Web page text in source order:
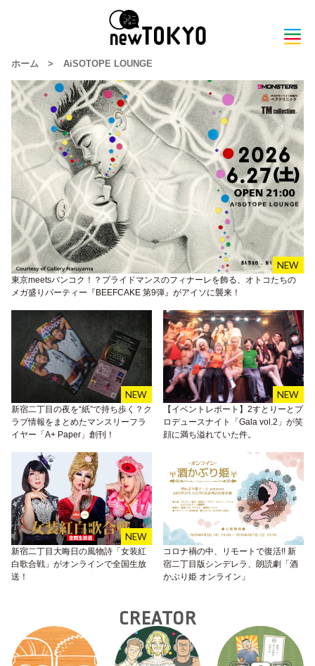
ホーム > AiSOTOPE LOUNGE
東京meetsバンコク！？プライドマンスのフィナーレを飾る、オトコたちの
メガ盛りパーティー『BEEFCAKE 第9弾』がアイソに襲来！
新宿二丁目の夜を“紙”で持ち歩く？ク
ラブ情報をまとめたマンスリーフラ
イヤー「A+ Paper」創刊！
【イベントレポート】2すとりーとプ
ロデュースナイト「Gala vol.2」が笑
顔に満ち溢れていた件。
新宿二丁目大晦日の風物詩「女装紅
白歌合戦」がオンラインで全国生放
送！
コロナ禍の中、リモートで復活!! 新
宿二丁目版シンデレラ、朗読劇「酒
かぶり姫 オンライン」
CREATOR